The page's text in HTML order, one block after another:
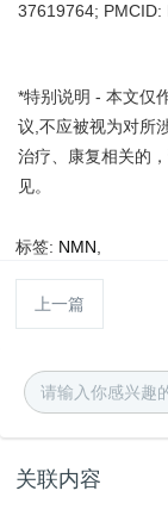
37619764; PMCID:
*特别说明 - 本文仅
议,不应被视为对所
治疗、康复相关的
见。
标签: NMN
上一篇
关联内容